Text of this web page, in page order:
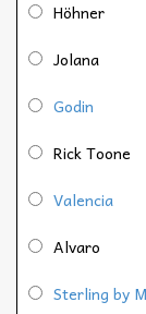
Höhner
Jolana
Godin
Rick Toone
Valencia
Alvaro
Sterling by